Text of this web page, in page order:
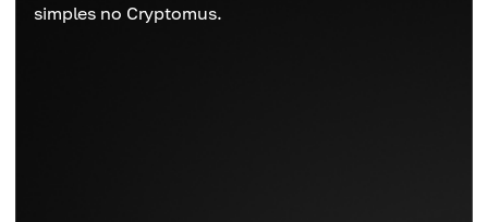
simples no Cryptomus.